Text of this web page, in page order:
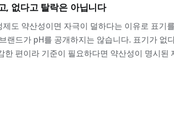
, 없다고 탈락은 아닙니다
도 약산성이면 자극이 덜하다는 이유로 표기
랜드가 pH를 공개하지는 않습니다. 표기가 없
한 편이라 기준이 필요하다면 약산성이 명시된